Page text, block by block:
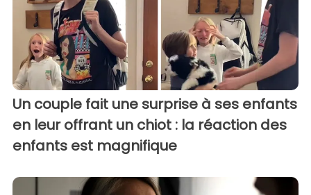
Un couple fait une surprise à ses enfants
en leur offrant un chiot : la réaction des
enfants est magnifique